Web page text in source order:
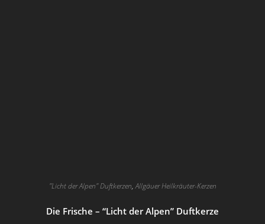
"Licht der Alpen" Duftkerzen,Allgäuer Heilkräuter-Kerzen
Die Frische – “Licht der Alpen” Duftkerze